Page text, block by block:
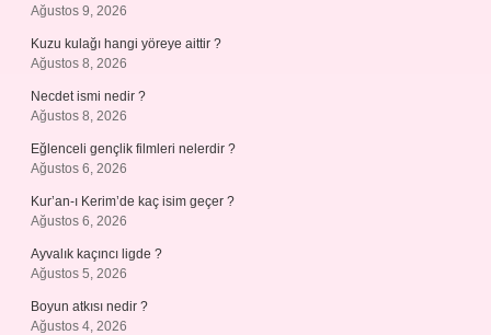
Ağustos 9, 2026
Kuzu kulağı hangi yöreye aittir ?
Ağustos 8, 2026
Necdet ismi nedir ?
Ağustos 8, 2026
Eğlenceli gençlik filmleri nelerdir ?
Ağustos 6, 2026
Kur’an-ı Kerim’de kaç isim geçer ?
Ağustos 6, 2026
Ayvalık kaçıncı ligde ?
Ağustos 5, 2026
Boyun atkısı nedir ?
Ağustos 4, 2026